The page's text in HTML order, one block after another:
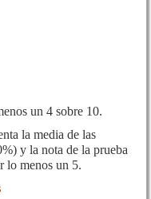
un 4 sobre 10.
la media de las
y la nota de la prueba
lo menos un 5.